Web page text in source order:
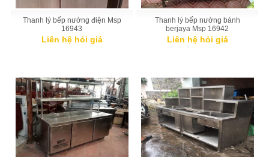
Thanh lý bếp nướng điện Msp
16943
Liên hệ hỏi giá
Thanh lý bếp nướng bánh
berjaya Msp 16942
Liên hệ hỏi giá